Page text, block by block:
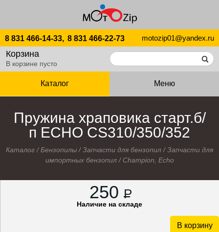
8 831 466-14-33, 8 831 466-22-73 motozip01@yandex.ru
Корзина
В корзине пусто
Каталог Меню
Пружина храповика старт.б/
п ECHO CS310/350/352
Каталог /Бензопилы /Запчасти для бензопил /Запчасти для
импортных бензопил/ Champion, Echo
250 P
Наличие на складе
В корзину